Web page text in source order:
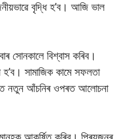
বৃদ্ধি হ’ব। আজি ভাল
সোনকালে বিশ্বাস কৰিব।
সামাজিক কামে সফলতা
নতুন আঁচনিৰ ওপৰত আলোচনা